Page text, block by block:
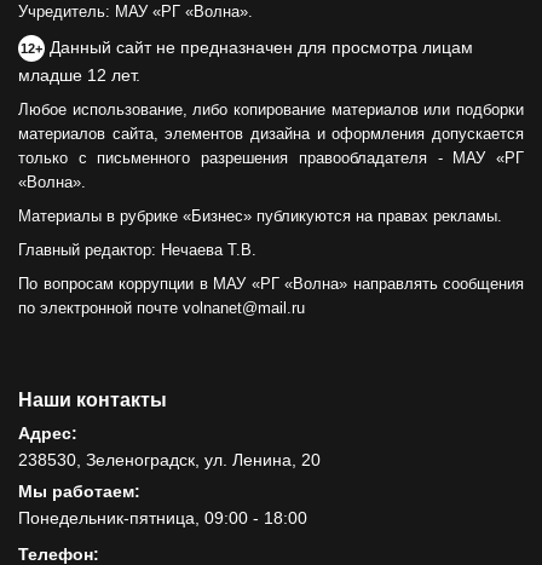
Учредитель: МАУ «РГ «Волна».
12+ Данный сайт не предназначен для просмотра лицам
младше 12 лет.
Любое использование, либо копирование материалов или подборки
материалов сайта, элементов дизайна и оформления допускается
только с письменного разрешения правообладателя - МАУ «РГ
«Волна».
Материалы в рубрике «Бизнес» публикуются на правах рекламы.
Главный редактор: Нечаева Т.В.
По вопросам коррупции в МАУ «РГ «Волна» направлять сообщения
по электронной почте volnanet@mail.ru
Наши контакты
Адрес:
238530, Зеленоградск, ул. Ленина, 20
Мы работаем:
Понедельник-пятница, 09:00 - 18:00
Телефон: